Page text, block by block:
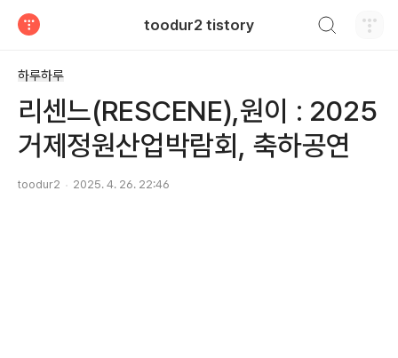
toodur2 tistory
하루하루
리센느(RESCENE),원이 : 2025
거제정원산업박람회, 축하공연
toodur2 2025. 4. 26. 22:46